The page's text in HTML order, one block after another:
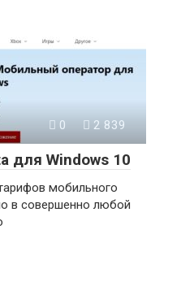
0 2 839
для Windows 10
мобильного
в совершенно любой